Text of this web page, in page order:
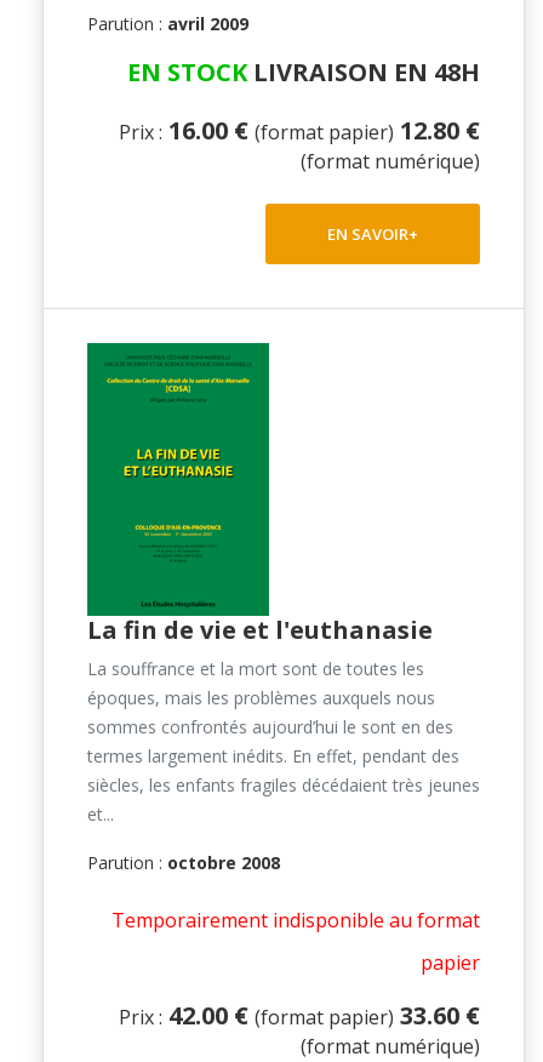
Parution : avril 2009
EN STOCKLIVRAISON EN 48H
Prix : 16.00 € (format papier) 12.80 €
(format numérique)
EN SAVOIR+
La fin de vie et l'euthanasie
La souffrance et la mort sont de toutes les
époques, mais les problèmes auxquels nous
sommes confrontés aujourd’hui le sont en des
termes largement inédits. En effet, pendant des
siècles, les enfants fragiles décédaient très jeunes
et...
Parution : octobre 2008
Temporairement indisponible au format
papier
Prix : 42.00 € (format papier) 33.60 €
(format numérique)